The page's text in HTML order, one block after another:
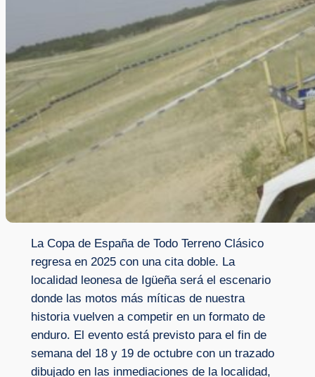
La Copa de España de Todo Terreno Clásico
regresa en 2025 con una cita doble. La
localidad leonesa de Igüeña será el escenario
donde las motos más míticas de nuestra
historia vuelven a competir en un formato de
enduro. El evento está previsto para el fin de
semana del 18 y 19 de octubre con un trazado
dibujado en las inmediaciones de la localidad,